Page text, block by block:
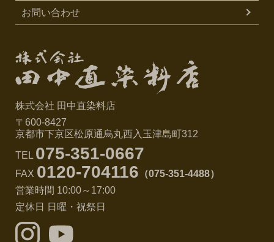
お問い合わせ
株式会社 田中直染料店
〒600-8427
京都市下京区松原通烏丸西入玉津島町312
TEL 075-351-0667
FAX 0120-704116 （075-351-4488）
営業時間 10:00～17:00
定休日 日曜・祝祭日